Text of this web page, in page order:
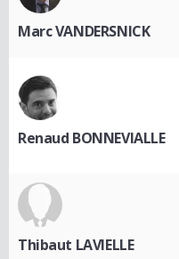
Marc VANDERSNICK
Renaud BONNEVIALLE
Thibaut LAVIELLE